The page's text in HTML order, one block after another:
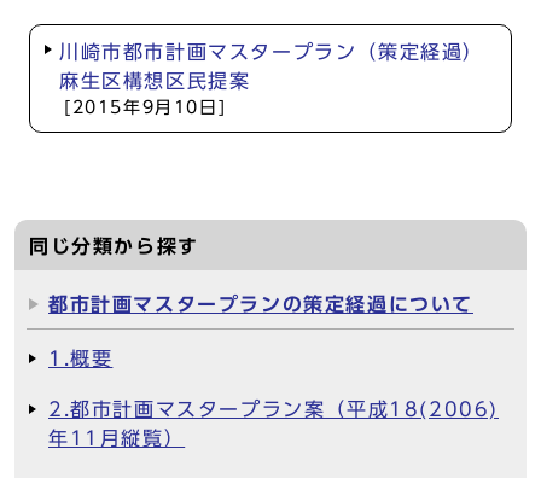
川崎市都市計画マスタープラン（策定経過）
麻生区構想区民提案
[2015年9月10日]
同じ分類から探す
都市計画マスタープランの策定経過について
1.概要
2.都市計画マスタープラン案（平成18(2006)
年11月縦覧）